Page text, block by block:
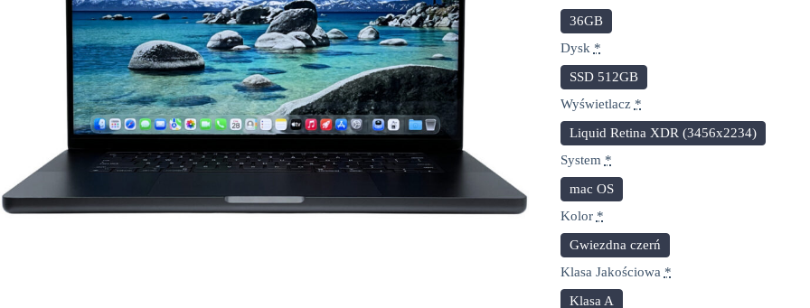
36GB
Dysk *
SSD 512GB
Wyświetlacz *
Liquid Retina XDR (3456x2234)
System *
mac OS
Kolor *
Gwiezdna czerń
Klasa Jakościowa *
Klasa A